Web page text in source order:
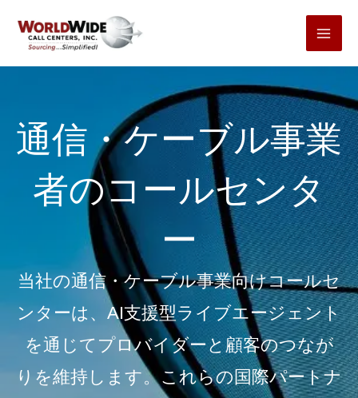
通信・ケーブル事業
者のコールセンタ
ー
当社の通信・ケーブル事業向けコールセ
ンターは、AI支援型ライブエージェント
を通じてプロバイダーと顧客のつなが
りを維持します。これらの国際パートナ